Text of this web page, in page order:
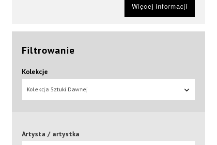
Więcej informacji
Filtrowanie
Kolekcje
Kolekcja Sztuki Dawnej
Artysta / artystka